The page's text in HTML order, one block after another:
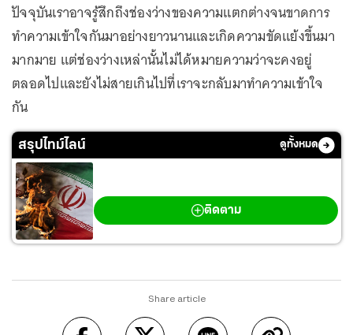
ปัจจุบันเราอาจรู้สึกถึงช่องว่างของความแตกต่างจนขาดการ
ทำความเข้าใจกันมาอย่างยาวนานและเกิดความขัดแย้งขึ้นมา
มากมาย แต่ช่องว่างเหล่านั้นไม่ได้หมายความว่าจะคงอยู่
ตลอดไปและยังไม่สายเกินไปที่เราจะกลับมาทำความเข้าใจ
กัน
สรุปไทม์ไลน์ ดูทั้งหมด
ติดตาม
Share article